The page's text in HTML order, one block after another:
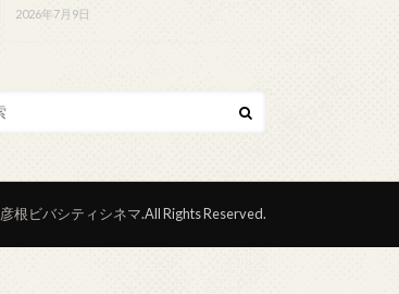
2026年7月9日
彦根ビバシティシネマ.All Rights Reserved.